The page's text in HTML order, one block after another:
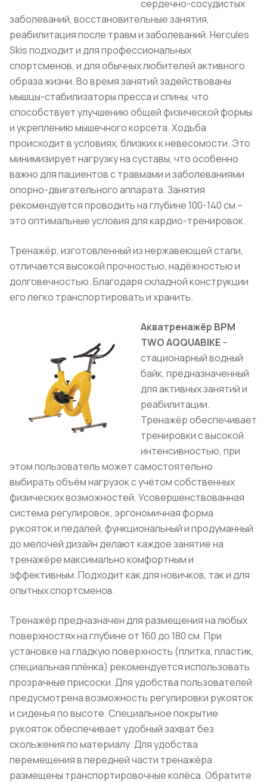
сердечно-сосудистых
заболеваний, восстановительные занятия,
реабилитация после травм и заболеваний. Hercules
Skis подходит и для профессиональных
спортсменов, и для обычных любителей активного
образа жизни. Во время занятий задействованы
мышцы-стабилизаторы пресса и спины, что
способствует улучшению общей физической формы
и укреплению мышечного корсета. Ходьба
происходит в условиях, близких к невесомости. Это
минимизирует нагрузку на суставы, что особенно
важно для пациентов с травмами и заболеваниями
опорно-двигательного аппарата. Занятия
рекомендуется проводить на глубине 100-140 см –
это оптимальные условия для кардио-тренировок.
Тренажёр, изготовленный из нержавеющей стали,
отличается высокой прочностью, надёжностью и
долговечностью. Благодаря складной конструкции
его легко транспортировать и хранить.
Акватренажёр BPM
TWO AQQUABIKE–
стационарный водный
байк, предназначенный
для активных занятий и
реабилитации.
Тренажёр обеспечивает
тренировки с высокой
интенсивностью, при
этом пользователь может самостоятельно
выбирать объём нагрузок с учётом собственных
физических возможностей. Усовершенствованная
система регулировок, эргономичная форма
рукояток и педалей, функциональный и продуманный
до мелочей дизайн делают каждое занятие на
тренажёре максимально комфортным и
эффективным. Подходит как для новичков, так и для
опытных спортсменов.
Тренажёр предназначен для размещения на любых
поверхностях на глубине от 160 до 180 см. При
установке на гладкую поверхность (плитка, пластик,
специальная плёнка) рекомендуется использовать
прозрачные присоски. Для удобства пользователей
предусмотрена возможность регулировки рукояток
и сиденья по высоте. Специальное покрытие
рукояток обеспечивает удобный захват без
скольжения по материалу. Для удобства
перемещения в передней части тренажёра
размещены транспортировочные колёса. Обратите